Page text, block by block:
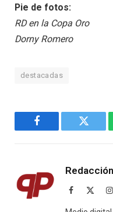
Pie de fotos:
RD en la Copa Oro
Dorny Romero
destacadas
Facebook Twitter
Facebook